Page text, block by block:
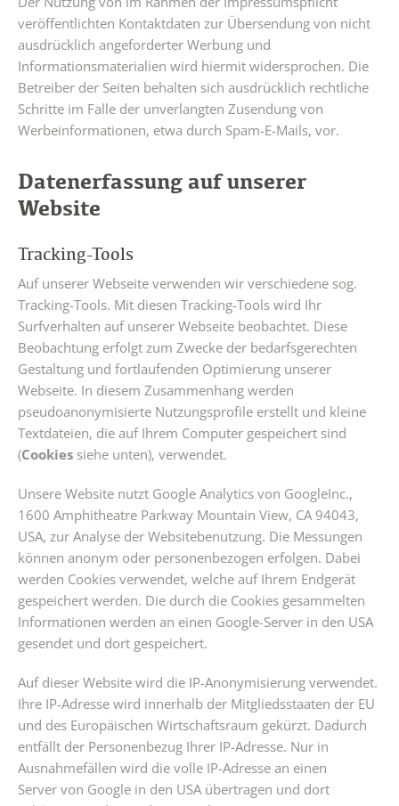
veröffentlichten Kontaktdaten zur Übersendung von nicht
ausdrücklich angeforderter Werbung und
Informationsmaterialien wird hiermit widersprochen. Die
Betreiber der Seiten behalten sich ausdrücklich rechtliche
Schritte im Falle der unverlangten Zusendung von
Werbeinformationen, etwa durch Spam-E-Mails, vor.
Datenerfassung auf unserer
Website
Tracking-Tools
Auf unserer Webseite verwenden wir verschiedene sog.
Tracking-Tools. Mit diesen Tracking-Tools wird Ihr
Surfverhalten auf unserer Webseite beobachtet. Diese
Beobachtung erfolgt zum Zwecke der bedarfsgerechten
Gestaltung und fortlaufenden Optimierung unserer
Webseite. In diesem Zusammenhang werden
pseudoanonymisierte Nutzungsprofile erstellt und kleine
Textdateien, die auf Ihrem Computer gespeichert sind
(Cookies siehe unten), verwendet.
Unsere Website nutzt Google Analytics von GoogleInc.,
1600 Amphitheatre Parkway Mountain View, CA 94043,
USA, zur Analyse der Websitebenutzung. Die Messungen
können anonym oder personenbezogen erfolgen. Dabei
werden Cookies verwendet, welche auf Ihrem Endgerät
gespeichert werden. Die durch die Cookies gesammelten
Informationen werden an einen Google-Server in den USA
gesendet und dort gespeichert.
Auf dieser Website wird die IP-Anonymisierung verwendet.
Ihre IP-Adresse wird innerhalb der Mitgliedsstaaten der EU
und des Europäischen Wirtschaftsraum gekürzt. Dadurch
entfällt der Personenbezug Ihrer IP-Adresse. Nur in
Ausnahmefällen wird die volle IP-Adresse an einen
Server von Google in den USA übertragen und dort